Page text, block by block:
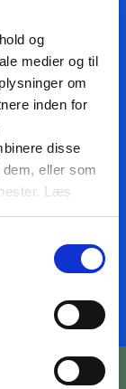
og
medier og til
om
inden for
disse
eller som
Læs